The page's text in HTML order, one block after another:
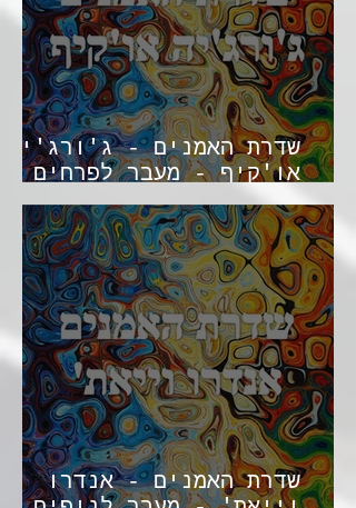
שדרת האמנים - ג'ורג'יה
או'קיף - מעבר לפרחים
המוגדלים
שדרת האמנים - אנדרו